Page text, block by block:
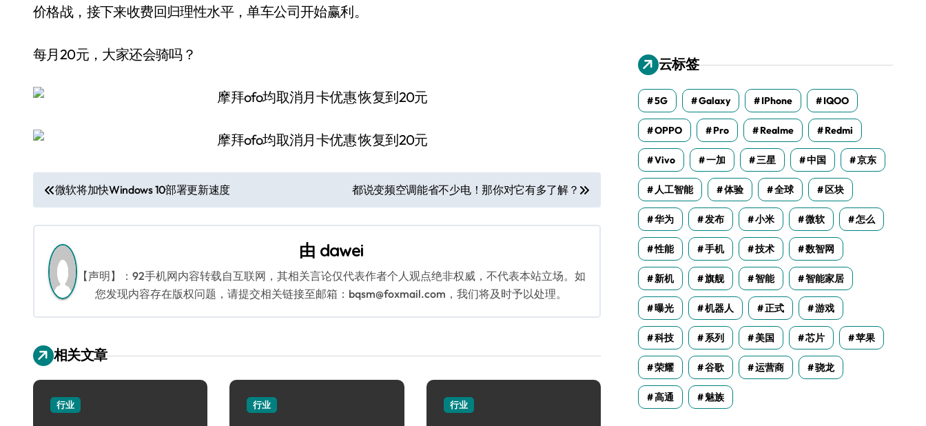
价格战，接下来收费回归理性水平，单车公司开始赢利。
每月20元，大家还会骑吗？
文
章
导
航
微软将加快Windows 10部署更新速度 都说变频空调能省不少电！那你对它有多了解？
由 dawei
【声明】：92手机网内容转载自互联网，其相关言论仅代表作者个人观点绝非权威，不代表本站立场。如
您发现内容存在版权问题，请提交相关链接至邮箱：bqsm@foxmail.com，我们将及时予以处理。
相关文章
行业 行业 行业
云标签
5G Galaxy IPhone IQOO
OPPO Pro Realme Redmi
Vivo 一加 三星 中国 京东
人工智能 体验 全球 区块
华为 发布 小米 微软 怎么
性能 手机 技术 数智网
新机 旗舰 智能 智能家居
曝光 机器人 正式 游戏
科技 系列 美国 芯片 苹果
荣耀 谷歌 运营商 骁龙
高通 魅族